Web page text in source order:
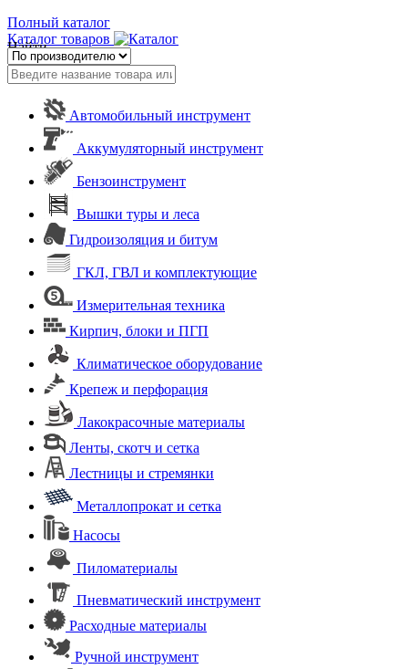
Полный каталог
Каталог товаров
Найти
Автомобильный инструмент
Аккумуляторный инструмент
Бензоинструмент
Вышки туры и леса
Гидроизоляция и битум
ГКЛ, ГВЛ и комплектующие
Измерительная техника
Кирпич, блоки и ПГП
Климатическое оборудование
Крепеж и перфорация
Лакокрасочные материалы
Ленты, скотч и сетка
Лестницы и стремянки
Металлопрокат и сетка
Насосы
Пиломатериалы
Пневматический инструмент
Расходные материалы
Ручной инструмент